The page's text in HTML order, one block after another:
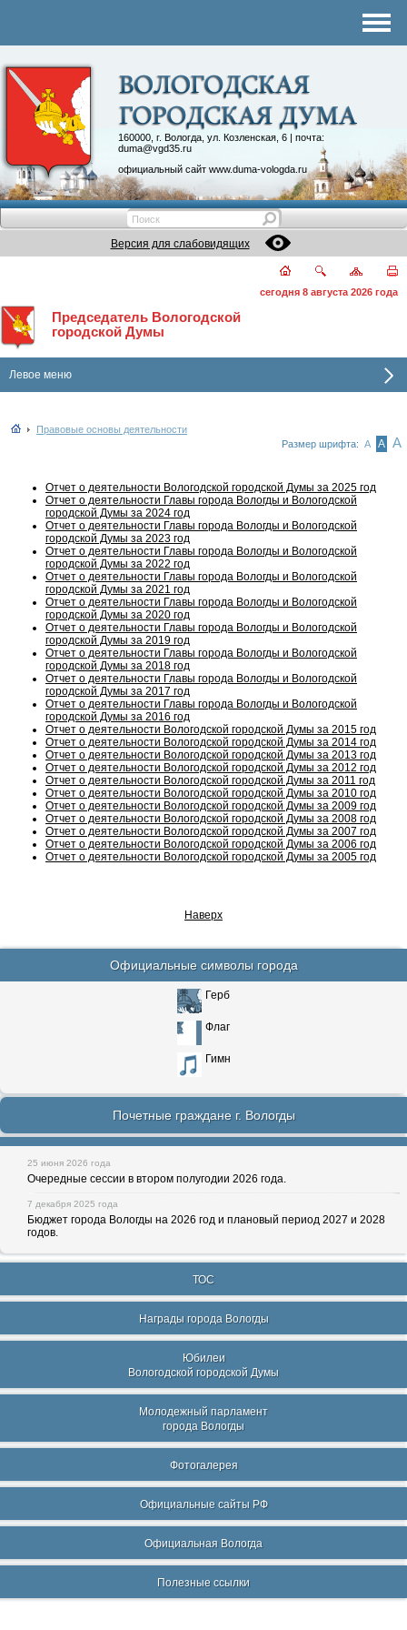
160000, г. Вологда, ул. Козленская, 6 | почта:
duma@vgd35.ru
официальный сайт www.duma-vologda.ru
Контакты
Депутатские объединения
Версия для слабовидящих
сегодня 8 августа 2026 года
Председатель Вологодской
городской Думы
Левое меню
Правовые основы деятельности
Размер шрифта: А А А
Отчет о деятельности Вологодской городской Думы за 2025 год
Отчет о деятельности Главы города Вологды и Вологодской
городской Думы за 2024 год
Отчет о деятельности Главы города Вологды и Вологодской
городской Думы за 2023 год
Отчет о деятельности Главы города Вологды и Вологодской
городской Думы за 2022 год
Отчет о деятельности Главы города Вологды и Вологодской
городской Думы за 2021 год
Отчет о деятельности Главы города Вологды и Вологодской
городской Думы за 2020 год
Отчет о деятельности Главы города Вологды и Вологодской
городской Думы за 2019 год
Отчет о деятельности Главы города Вологды и Вологодской
городской Думы за 2018 год
Отчет о деятельности Главы города Вологды и Вологодской
городской Думы за 2017 год
Отчет о деятельности Главы города Вологды и Вологодской
городской Думы за 2016 год
Отчет о деятельности Вологодской городской Думы за 2015 год
Отчет о деятельности Вологодской городской Думы за 2014 год
Отчет о деятельности Вологодской городской Думы за 2013 год
Отчет о деятельности Вологодской городской Думы за 2012 год
Отчет о деятельности Вологодской городской Думы за 2011 год
Отчет о деятельности Вологодской городской Думы за 2010 год
Отчет о деятельности Вологодской городской Думы за 2009 год
Отчет о деятельности Вологодской городской Думы за 2008 год
Отчет о деятельности Вологодской городской Думы за 2007 год
Отчет о деятельности Вологодской городской Думы за 2006 год
Отчет о деятельности Вологодской городской Думы за 2005 год
Наверх
Официальные символы города
Герб
Флаг
Гимн
Почетные граждане г. Вологды
25 июня 2026 года
Очередные сессии в втором полугодии 2026 года.
7 декабря 2025 года
Бюджет города Вологды на 2026 год и плановый период 2027 и 2028
годов.
ТОС
Награды города Вологды
Юбилеи
Вологодской городской Думы
Молодежный парламент
города Вологды
Фотогалерея
Официальные сайты РФ
Официальная Вологда
Полезные ссылки